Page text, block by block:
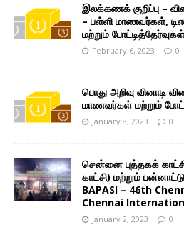
இலக்கணக் குறிப்பு –
– பள்ளி மாணவர்கள்,
மற்றும்
February 6, 2023 0
பொது அறிவு வினாடி
மாணவர்கள் மற்றும்
January 8, 2023 0
சென்னை புத்தகக்
காட்சி) மற்றும்
BAPASI – 46th
Chennai
January 2, 2023 0